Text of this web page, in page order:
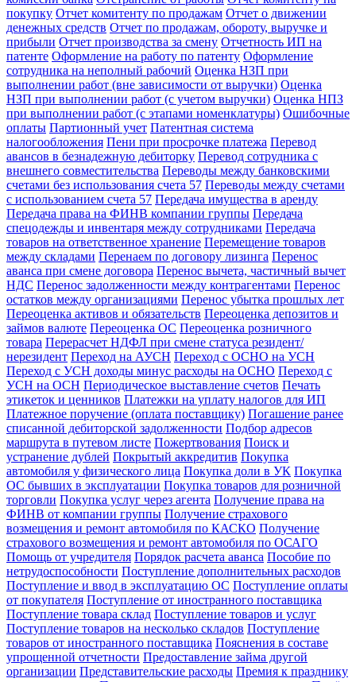
покупку Отчет комитенту по продажам Отчет о движении
денежных средств Отчет по продажам, обороту, выручке и
прибыли Отчет производства за смену Отчетность ИП на
патенте Оформление на работу по патенту Оформление
сотрудника на неполный рабочий Оценка НЗП при
выполнении работ (вне зависимости от выручки) Оценка
НЗП при выполнении работ (с учетом выручки) Оценка НПЗ
при выполнении работ (с этапами номенклатуры) Ошибочные
оплаты Партионный учет Патентная система
налогообложения Пени при просрочке платежа Перевод
авансов в безнадежную дебиторку Перевод сотрудника с
внешнего совместительства Переводы между банковскими
счетами без использования счета 57 Переводы между счетами
с использованием счета 57 Передача имущества в аренду
Передача права на ФИНВ компании группы Передача
спецодежды и инвентаря между сотрудниками Передача
товаров на ответственное хранение Перемещение товаров
между складами Перенаем по договору лизинга Перенос
аванса при смене договора Перенос вычета, частичный вычет
НДС Перенос задолженности между контрагентами Перенос
остатков между организациями Перенос убытка прошлых лет
Переоценка активов и обязательств Переоценка депозитов и
займов валюте Переоценка ОС Переоценка розничного
товара Перерасчет НДФЛ при смене статуса резидент/
нерезидент Переход на АУСН Переход с ОСНО на УСН
Переход с УСН доходы минус расходы на ОСНО Переход с
УСН на ОСН Периодическое выставление счетов Печать
этикеток и ценников Платежки на уплату налогов для ИП
Платежное поручение (оплата поставщику) Погашение ранее
списанной дебиторской задолженности Подбор адресов
маршрута в путевом листе Пожертвования Поиск и
устранение дублей Покрытый аккредитив Покупка
автомобиля у физического лица Покупка доли в УК Покупка
ОС бывших в эксплуатации Покупка товаров для розничной
торговли Покупка услуг через агента Получение права на
ФИНВ от компании группы Получение страхового
возмещения и ремонт автомобиля по КАСКО Получение
страхового возмещения и ремонт автомобиля по ОСАГО
Помощь от учредителя Порядок расчета аванса Пособие по
нетрудоспособности Поступление дополнительных расходов
Поступление и ввод в эксплуатацию ОС Поступление оплаты
от покупателя Поступление от иностранного поставщика
Поступление товара склад Поступление товаров и услуг
Поступление товаров на несколько складов Поступление
товаров от иностранного поставщика Пояснения в составе
упрощенной отчетности Предоставление займа другой
организации Представительские расходы Премия к празднику